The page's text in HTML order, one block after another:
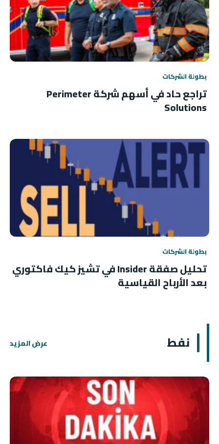
بطولة الشركات
تراجع حاد في أسهم شركة Perimeter
Solutions
بطولة الشركات
تحليل صفقة Insider في تشيز كيك فاكتوري
بعد الأرباح القياسية
نفط عرض المزيد